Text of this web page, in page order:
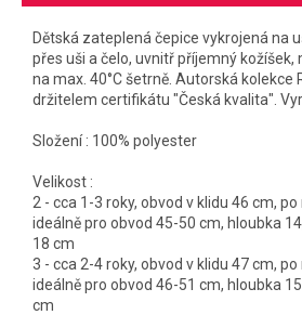
Dětská zateplená čepice vykrojená na
přes uši a čelo, uvnitř příjemný kožíšek,
na max. 40°C šetrně. Autorská kolekce
držitelem certifikátu "Česká kvalita".
Složení : 100% polyester
Velikost :
2 - cca 1-3 roky, obvod v klidu 46 cm,
ideálně pro obvod 45-50 cm, hloubka
18 cm
3 - cca 2-4 roky, obvod v klidu 47 cm,
ideálně pro obvod 46-51 cm, hloubka
cm